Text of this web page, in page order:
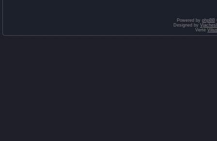
Powered by phpBB
Designed by
Vertė